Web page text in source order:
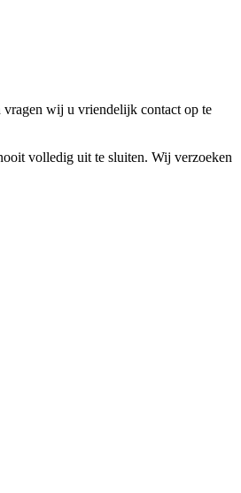
vragen wij u vriendelijk contact op te
volledig uit te sluiten. Wij verzoeken